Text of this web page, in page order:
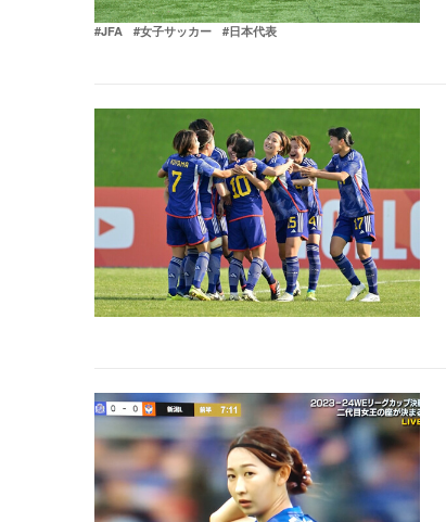
#JFA #女子サッカー #日本代表